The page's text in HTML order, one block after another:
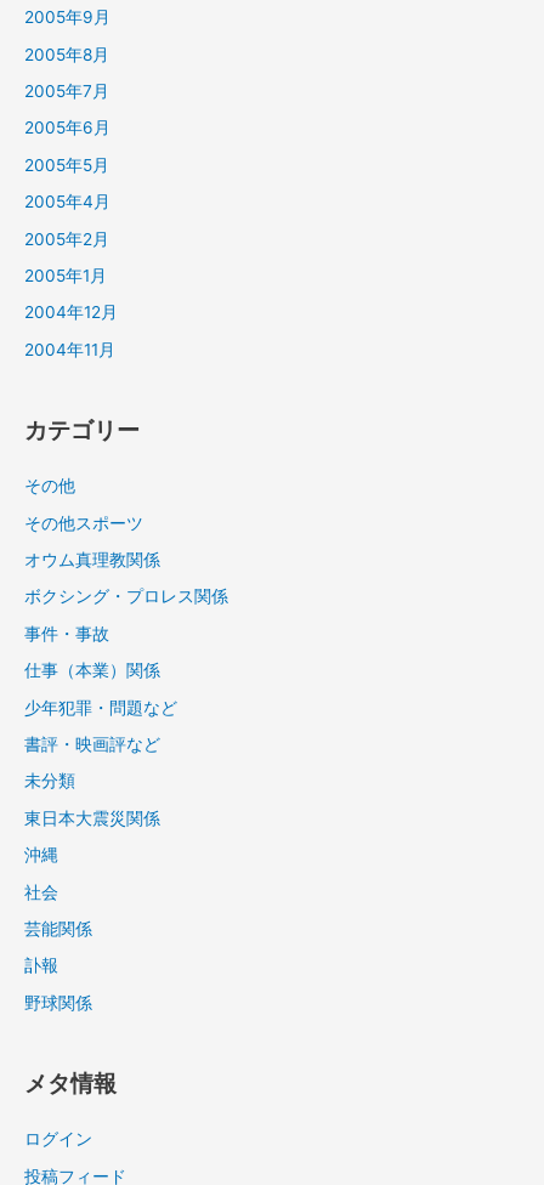
2005年9月
2005年8月
2005年7月
2005年6月
2005年5月
2005年4月
2005年2月
2005年1月
2004年12月
2004年11月
カテゴリー
その他
その他スポーツ
オウム真理教関係
ボクシング・プロレス関係
事件・事故
仕事（本業）関係
少年犯罪・問題など
書評・映画評など
未分類
東日本大震災関係
沖縄
社会
芸能関係
訃報
野球関係
メタ情報
ログイン
投稿フィード